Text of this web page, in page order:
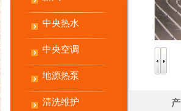
中央热水
中央空调
地源热泵
清洗维护